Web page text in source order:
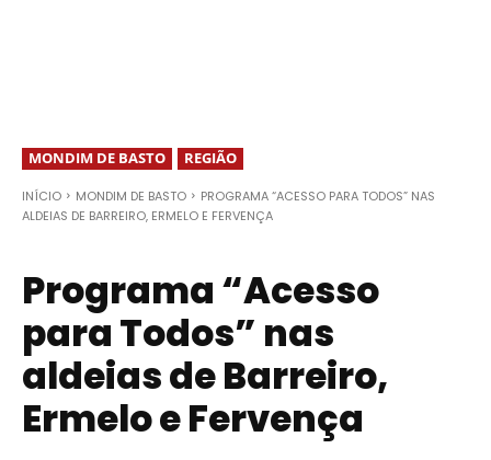
MONDIM DE BASTO REGIÃO
INÍCIO MONDIM DE BASTO
PROGRAMA “ACESSO PARA TODOS” NAS
ALDEIAS DE BARREIRO, ERMELO E FERVENÇA
Programa “Acesso
para Todos” nas
aldeias de Barreiro,
Ermelo e Fervença